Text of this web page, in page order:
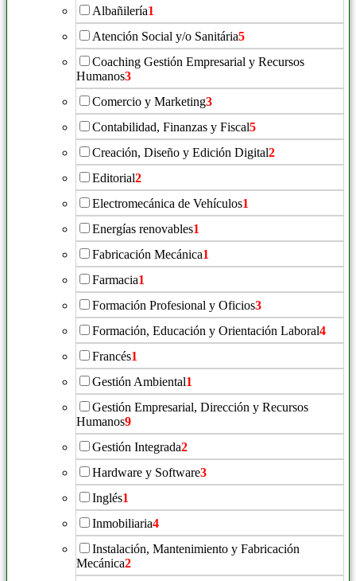
Albañilería1
Atención Social y/o Sanitária5
Coaching Gestión Empresarial y Recursos
Humanos3
Comercio y Marketing3
Contabilidad, Finanzas y Fiscal5
Creación, Diseño y Edición Digital2
Editorial2
Electromecánica de Vehículos1
Energías renovables1
Fabricación Mecánica1
Farmacia1
Formación Profesional y Oficios3
Formación, Educación y Orientación Laboral4
Francés1
Gestión Ambiental1
Gestión Empresarial, Dirección y Recursos
Humanos9
Gestión Integrada2
Hardware y Software3
Inglés1
Inmobiliaria4
Instalación, Mantenimiento y Fabricación
Mecánica2